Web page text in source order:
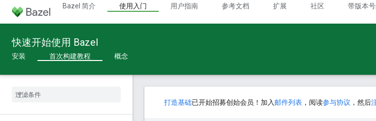
Bazel 简介 使用入门 用户指南 参考文档 扩展 社区 带版本
快速开始使用 Bazel
安装 首次构建教程 概念
打造基础已开始招募创始会员！加入 邮件列表 ，阅读参与协议 ，然后